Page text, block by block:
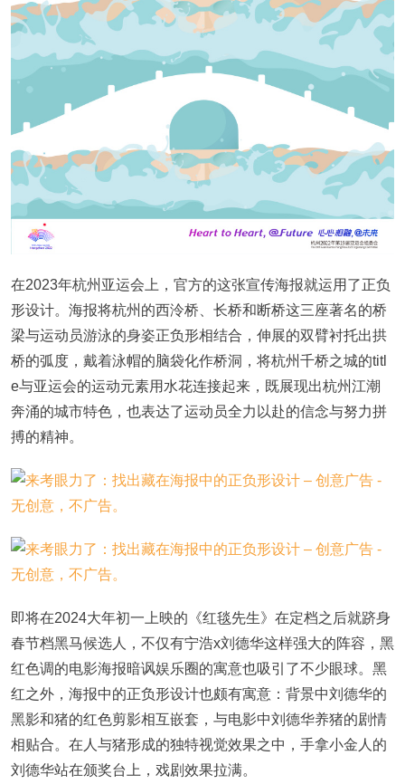
在2023年杭州亚运会上，官方的这张宣传海报就运用了正负
形设计。海报将杭州的西泠桥、长桥和断桥这三座著名的桥
梁与运动员游泳的身姿正负形相结合，伸展的双臂衬托出拱
桥的弧度，戴着泳帽的脑袋化作桥洞，将杭州千桥之城的titl
e与亚运会的运动元素用水花连接起来，既展现出杭州江潮
奔涌的城市特色，也表达了运动员全力以赴的信念与努力拼
搏的精神。
即将在2024大年初一上映的《红毯先生》在定档之后就跻身
春节档黑马候选人，不仅有宁浩x刘德华这样强大的阵容，黑
红色调的电影海报暗讽娱乐圈的寓意也吸引了不少眼球。黑
红之外，海报中的正负形设计也颇有寓意：背景中刘德华的
黑影和猪的红色剪影相互嵌套，与电影中刘德华养猪的剧情
相贴合。在人与猪形成的独特视觉效果之中，手拿小金人的
刘德华站在颁奖台上，戏剧效果拉满。